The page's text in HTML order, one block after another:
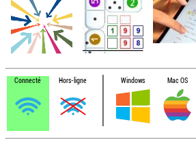
Connecté Hors-ligne Windows Mac OS